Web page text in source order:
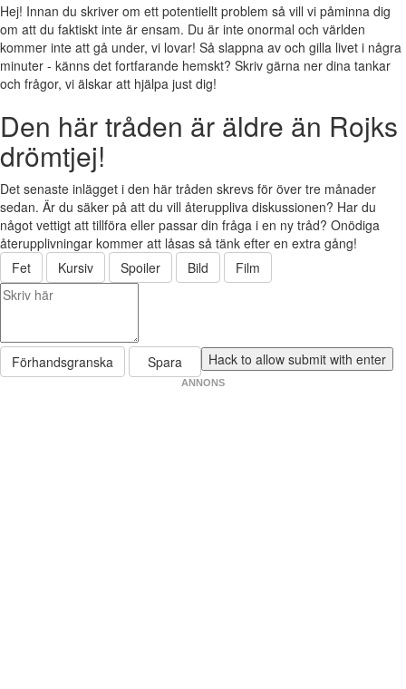
Hej! Innan du skriver om ett potentiellt problem så vill vi påminna dig
om att du faktiskt inte är ensam. Du är inte onormal och världen
kommer inte att gå under, vi lovar! Så slappna av och gilla livet i några
minuter - känns det fortfarande hemskt? Skriv gärna ner dina tankar
och frågor, vi älskar att hjälpa just dig!
Den här tråden är äldre än Rojks
drömtjej!
Det senaste inlägget i den här tråden skrevs för över tre månader
sedan. Är du säker på att du vill återuppliva diskussionen? Har du
något vettigt att tillföra eller passar din fråga i en ny tråd? Onödiga
återupplivningar kommer att låsas så tänk efter en extra gång!
Fet
Kursiv Spoiler Bild Film
Förhandsgranska Spara
ANNONS